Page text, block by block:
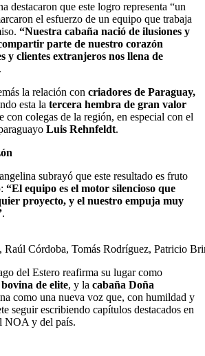
destacaron que este logro representa “un
el esfuerzo de un equipo que trabaja
“Nuestra cabaña nació de ilusiones y
parte de nuestro corazón
y clientes extranjeros nos llena de
la relación con criadores de Paraguay,
esta la tercera hembra de gran valor
con colegas de la región, en especial con el
Luis Rehnfeldt.
subrayó que este resultado es fruto
“El equipo es el motor silencioso que
proyecto, y el nuestro empuja muy
.
Raúl Córdoba, Tomás Rodríguez, Patricio
del Estero reafirma su lugar como
de elite, y la cabaña Doña
como una nueva voz que, con humildad y
seguir escribiendo capítulos destacados en
NOA y del país.